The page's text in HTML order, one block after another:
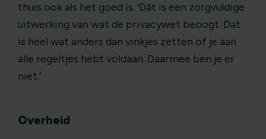
thuis ook als het goed is. ‘Dát is een zorgvuldige
uitwerking van wat de privacywet beoogt. Dat
is heel wat anders dan vinkjes zetten of je aan
alle regeltjes hebt voldaan. Daarmee ben je er
niet.’
Overheid